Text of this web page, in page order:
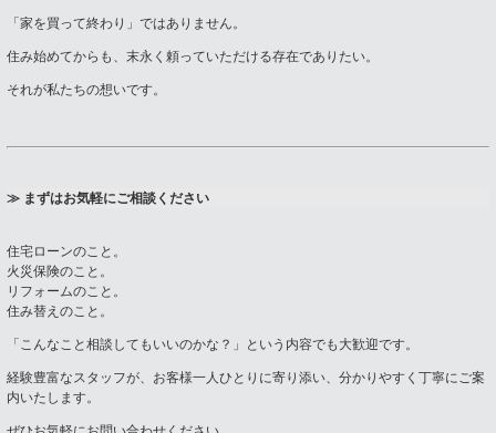
「家を買って終わり」ではありません。
住み始めてからも、末永く頼っていただける存在でありたい。
それが私たちの想いです。
≫ まずはお気軽にご相談ください
住宅ローンのこと。
火災保険のこと。
リフォームのこと。
住み替えのこと。
「こんなこと相談してもいいのかな？」という内容でも大歓迎です。
経験豊富なスタッフが、お客様一人ひとりに寄り添い、分かりやすく丁寧にご案
内いたします。